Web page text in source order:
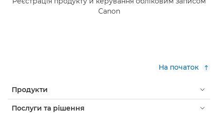
Canon
На початок
Продукти
Послуги та рішення